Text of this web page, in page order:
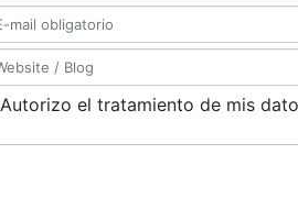
Autorizo el tratamiento de mis